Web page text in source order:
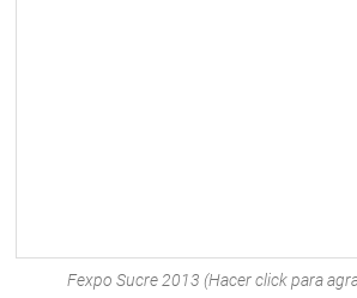
Fexpo Sucre 2013 (Hacer click para